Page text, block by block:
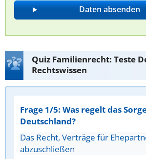
Quiz Familienrecht: Teste
Rechtswissen
Frage 1/5: Was regelt das
Deutschland?
Das Recht, Verträge für
abzuschließen